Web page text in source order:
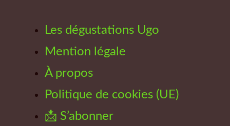
Les dégustations Ugo
Mention légale
À propos
Politique de cookies (UE)
📩 S’abonner